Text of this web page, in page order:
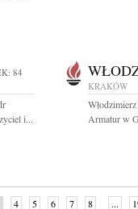
84
i...
KRAKÓW
Armatur w
4 5 6 7 8 ...